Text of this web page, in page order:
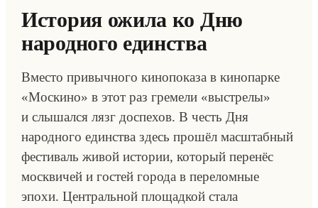
История ожила ко Дню
народного единства
Вместо привычного кинопоказа в кинопарке
«Москино» в этот раз гремели «выстрелы»
и слышался лязг доспехов. В честь Дня
народного единства здесь прошёл масштабный
фестиваль живой истории, который перенёс
москвичей и гостей города в переломные
эпохи. Центральной площадкой стала